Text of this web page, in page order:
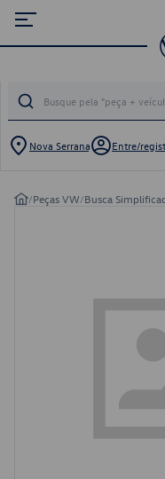
Nova Serrana Entre/
/Peças VW/Busca